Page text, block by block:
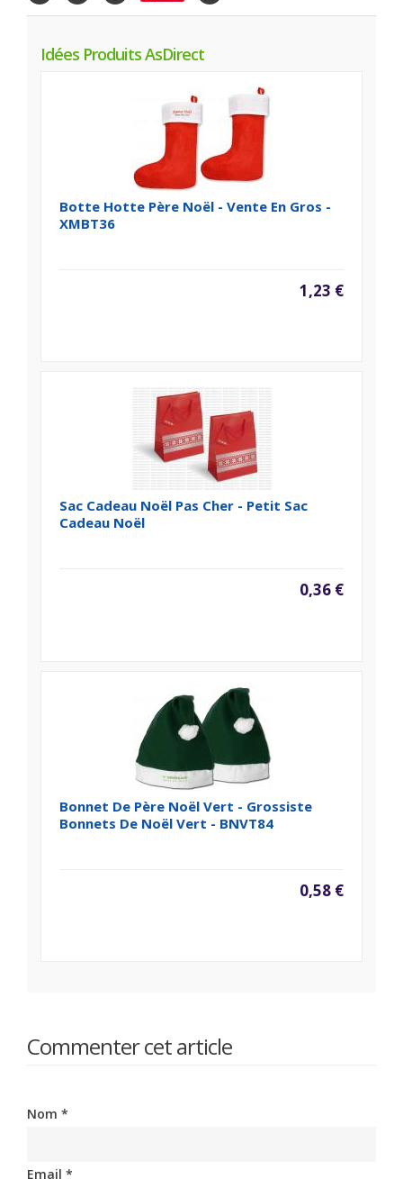
Idées Produits AsDirect
Botte Hotte Père Noël - Vente En Gros -
XMBT36
1,23 €
Sac Cadeau Noël Pas Cher - Petit Sac
Cadeau Noël
0,36 €
Bonnet De Père Noël Vert - Grossiste
Bonnets De Noël Vert - BNVT84
0,58 €
Commenter cet article
Nom *
Email *